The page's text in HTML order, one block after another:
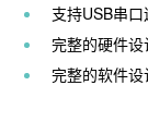
支持USB串
完整的硬件
完整的软件